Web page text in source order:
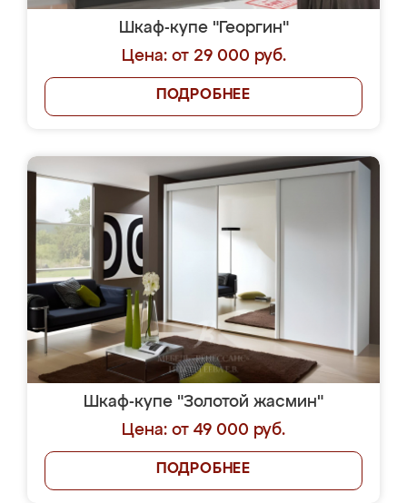
Шкаф-купе "Георгин"
Цена: от 29 000 руб.
ПОДРОБНЕЕ
Шкаф-купе "Золотой жасмин"
Цена: от 49 000 руб.
ПОДРОБНЕЕ